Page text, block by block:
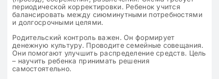
периодической корректировки. Ребенок учится
балансировать между сиюминутными потребностями
и долгосрочными целями.
Родительский контроль важен. Он формирует
денежную культуру. Проводите семейные совещания.
Они помогают улучшить распределение средств. Цель
– научить ребенка принимать решения
самостоятельно.